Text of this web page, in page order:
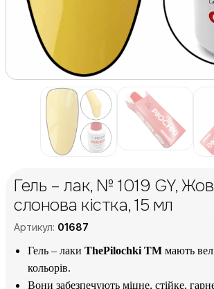
Гель – лак, № 1019 GY,
слонова кістка, 15 мл
Артикул: 01687
Гель – лаки ThePilochki TM мають
кольорів.
Вони забезпечують міцне, стійке,